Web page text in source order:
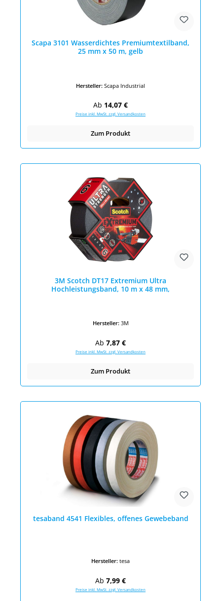
Scapa 3101 Wasserdichtes Premiumtextilband,
25 mm x 50 m, gelb
Hersteller: Scapa Industrial
Regulärer Preis:
Ab 14,07 €
Preise inkl. MwSt. zzgl. Versandkosten
Zum Produkt
3M Scotch DT17 Extremium Ultra
Hochleistungsband, 10 m x 48 mm,
Hersteller: 3M
Regulärer Preis:
Ab 7,87 €
Preise inkl. MwSt. zzgl. Versandkosten
Zum Produkt
tesaband 4541 Flexibles, offenes Gewebeband
Hersteller: tesa
Regulärer Preis:
Ab 7,99 €
Preise inkl. MwSt. zzgl. Versandkosten